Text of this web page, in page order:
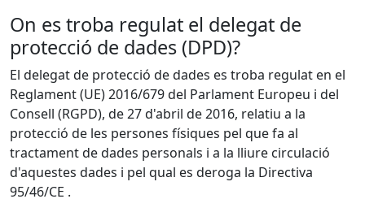
On es troba regulat el delegat de
protecció de dades (DPD)?
El delegat de protecció de dades es troba regulat en el
Reglament (UE) 2016/679 del Parlament Europeu i del
Consell (RGPD), de 27 d'abril de 2016, relatiu a la
protecció de les persones físiques pel que fa al
tractament de dades personals i a la lliure circulació
d'aquestes dades i pel qual es deroga la Directiva
95/46/CE .